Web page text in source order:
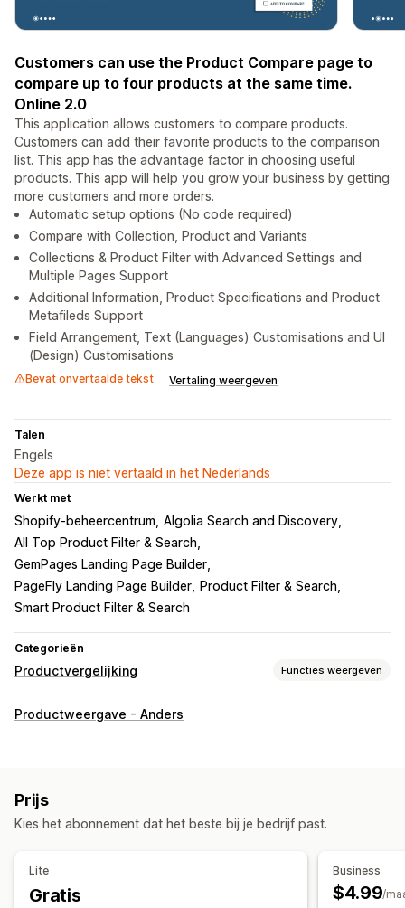
Customers can use the Product Compare page to
compare up to four products at the same time.
Online 2.0
This application allows customers to compare products.
Customers can add their favorite products to the comparison
list. This app has the advantage factor in choosing useful
products. This app will help you grow your business by getting
more customers and more orders.
Automatic setup options (No code required)
Compare with Collection, Product and Variants
Collections & Product Filter with Advanced Settings and
Multiple Pages Support
Additional Information, Product Specifications and Product
Metafileds Support
Field Arrangement, Text (Languages) Customisations and UI
(Design) Customisations
Bevat onvertaalde tekst Vertaling weergeven
Talen
Engels
Deze app is niet vertaald in het Nederlands
Werkt met
Shopify-beheercentrum Algolia Search and Discovery
All Top Product Filter & Search
GemPages Landing Page Builder
PageFly Landing Page Builder
Product Filter & Search
Smart Product Filter & Search
Categorieën
Productvergelijking Functies weergeven
Vergelijkingstools
Weergaveopties
Meerdere talen
Collectiepagina
Mobiel responsief
Productweergave - Anders
Prijs
Kies het abonnement dat het beste bij je bedrijf past.
Lite
Gratis
Business
$4.99/